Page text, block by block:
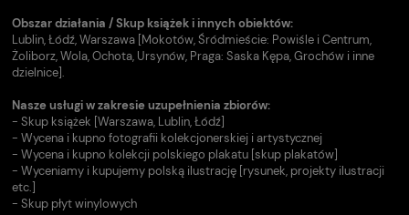
Obszar działania / Skup książek i innych obiektów:
Lublin, Łódź, Warszawa [Mokotów, Śródmieście: Powiśle i Centrum,
Żoliborz, Wola, Ochota, Ursynów, Praga: Saska Kępa, Grochów i inne
dzielnice].
Nasze usługi w zakresie uzupełnienia zbiorów:
- Skup książek [Warszawa, Lublin, Łódź]
- Wycena i kupno fotografii kolekcjonerskiej i artystycznej
- Wycena i kupno kolekcji polskiego plakatu [skup plakatów]
- Wyceniamy i kupujemy polską ilustrację [rysunek, projekty ilustracji
etc.]
- Skup płyt winylowych